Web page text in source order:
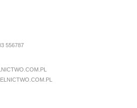
556787